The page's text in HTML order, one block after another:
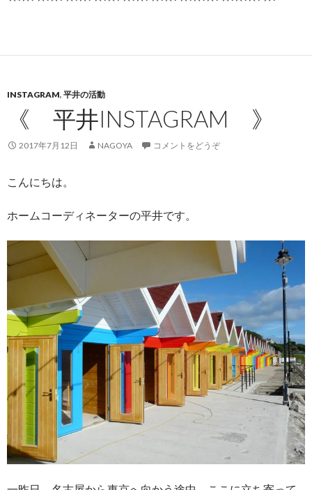
INSTAGRAM, 平井の活動
《 平井INSTAGRAM 》
2017年7月12日 NAGOYA コメントをどうぞ
こんにちは。
ホームコーディネーターの平井です。